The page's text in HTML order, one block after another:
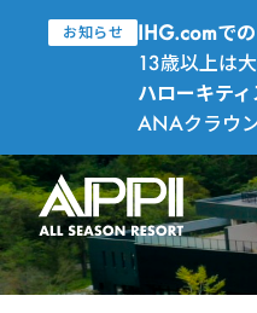
お知らせ IHG.comで
13歳以上は
ハローキテ
ANAクラウ